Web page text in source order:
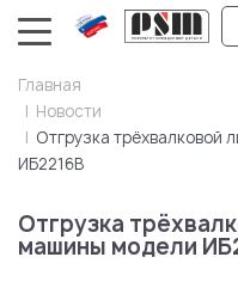
Главная
Новости
Отгрузка трёхвалковой
ИБ2216В
Отгрузка
машины модели